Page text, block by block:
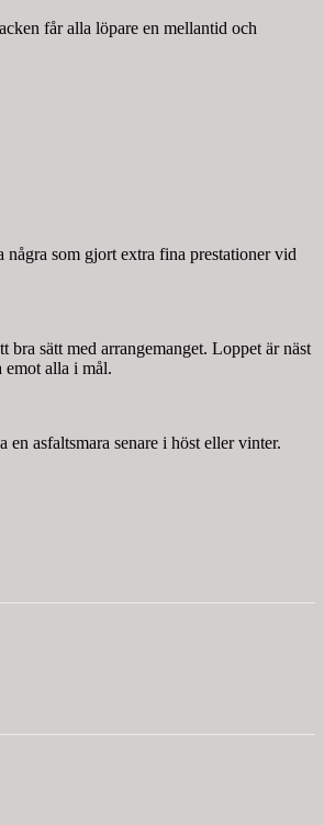
får alla löpare en mellantid och
som gjort extra fina prestationer vid
sätt med arrangemanget. Loppet är näst
emot alla i mål.
asfaltsmara senare i höst eller vinter.